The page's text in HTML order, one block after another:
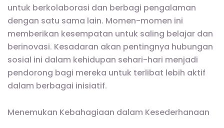
untuk berkolaborasi dan berbagi pengalaman
dengan satu sama lain. Momen-momen ini
memberikan kesempatan untuk saling belajar dan
berinovasi. Kesadaran akan pentingnya hubungan
sosial ini dalam kehidupan sehari-hari menjadi
pendorong bagi mereka untuk terlibat lebih aktif
dalam berbagai inisiatif.
Menemukan Kebahagiaan dalam Kesederhanaan